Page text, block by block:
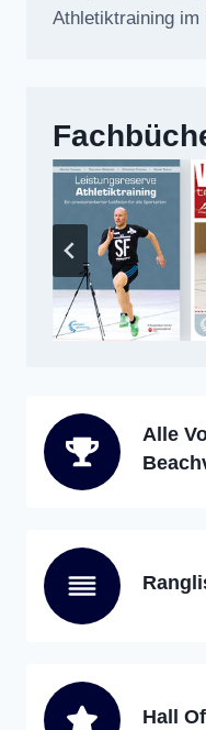
Athletiktraining
Alle
Hall